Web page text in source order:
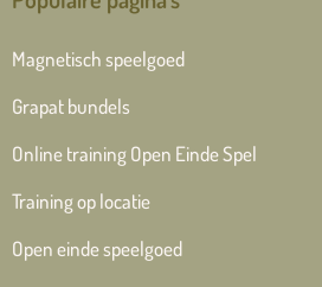
Magnetisch speelgoed
Grapat bundels
Online training Open Einde Spel
Training op locatie
Open einde speelgoed